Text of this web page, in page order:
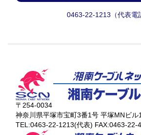
0463-22-1213（代表電
〒254-0034
神奈川県平塚市宝町3番1号 平塚MNビル
TEL:0463-22-1213(代表) FAX:0463-22-